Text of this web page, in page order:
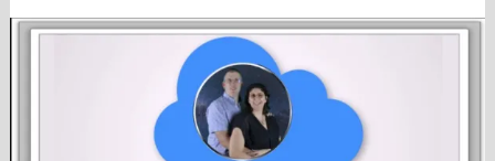
Devenir